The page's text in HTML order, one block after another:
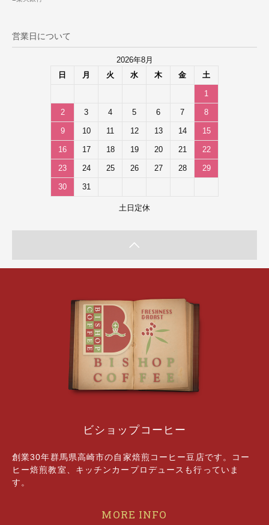
営業日について
2026年8月
日
月 火 水 木 金 土
1
2 3 4 5 6 7 8
9 10 11 12 13 14 15
16 17 18 19 20 21 22
23 24 25 26 27 28 29
30 31
土日定休
ビショップコーヒー
創業30年群馬県高崎市の自家焙煎コーヒー豆店です。コー
ヒー焙煎教室、キッチンカープロデュースも行っていま
す。
MORE INFO